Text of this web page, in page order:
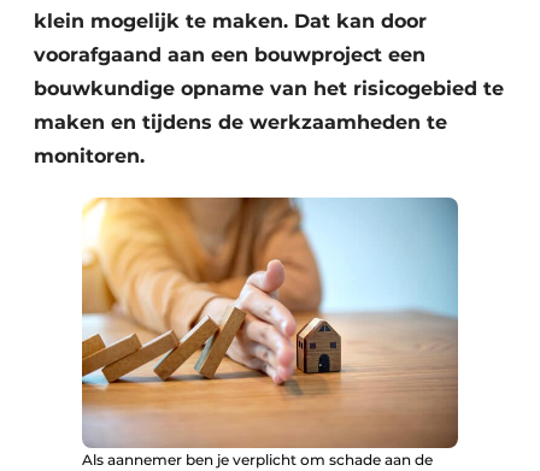
Bouwtransport
Machines & Materieel
klein mogelijk te maken. Dat kan door
voorafgaand aan een bouwproject een
bouwkundige opname van het risicogebied te
maken en tijdens de werkzaamheden te
monitoren.
Als aannemer ben je verplicht om schade aan de